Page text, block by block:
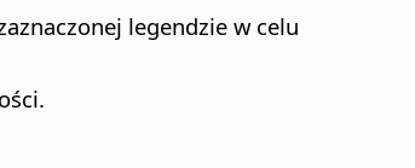
legendzie w celu